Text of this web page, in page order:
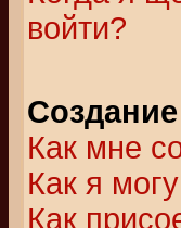
войти?
Как мне
Как я
Как